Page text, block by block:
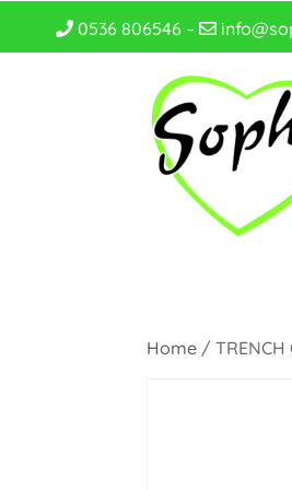
0536 806546 –
Home / TRENCH